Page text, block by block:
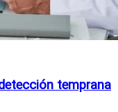
temprana